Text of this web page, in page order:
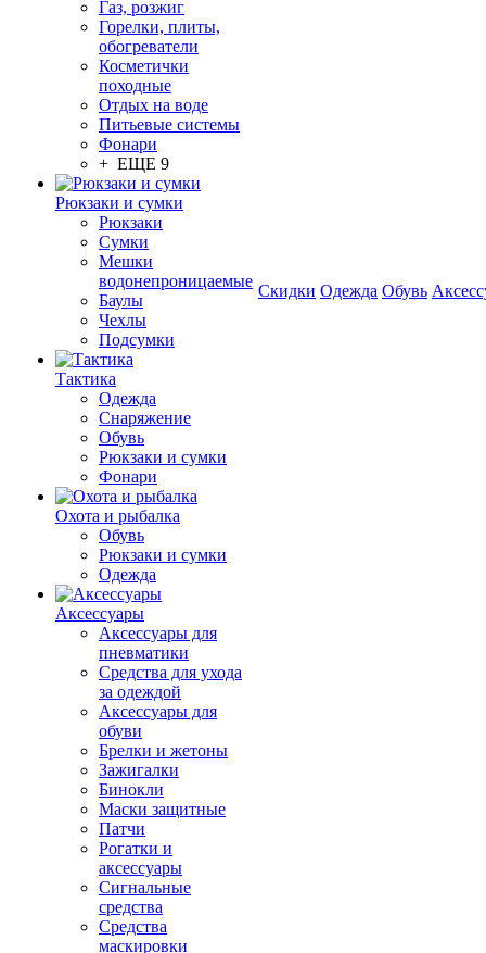
Газ, розжиг
Горелки, плиты,
обогреватели
Косметички
походные
Отдых на воде
Питьевые системы
Фонари
+ ЕЩЕ 9
Рюкзаки и сумки
Рюкзаки
Сумки
Мешки
водонепроницаемые
Баулы
Чехлы
Подсумки
Тактика
Одежда
Снаряжение
Обувь
Рюкзаки и сумки
Фонари
Охота и рыбалка
Обувь
Рюкзаки и сумки
Одежда
Аксессуары
Аксессуары для
пневматики
Средства для ухода
за одеждой
Аксессуары для
обуви
Брелки и жетоны
Зажигалки
Бинокли
Маски защитные
Патчи
Рогатки и
аксессуары
Сигнальные
средства
Средства
маскировки
Скидки Одежда Обувь